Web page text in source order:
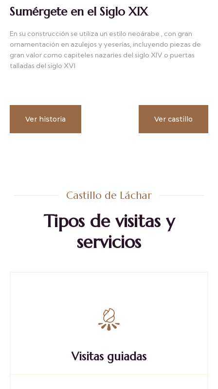
Sumérgete en el Siglo XIX
En su construcción se utiliza un estilo neoárabe , con gran
ornamentación en azulejos y yeserías, incluyendo piezas de
gran valor como capiteles nazaríes del siglo XIV o puertas
talladas del siglo XVI
Ver historia Ver castillo
Castillo de Láchar
Tipos de visitas y
servicios
Visitas guiadas